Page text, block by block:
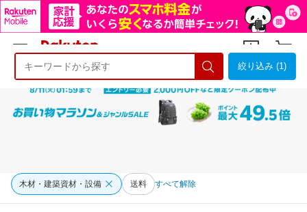
ようこそ 楽天市場へ ログイン
絞り込み (1)
木材・建築資材・設備 送料 すべて解除